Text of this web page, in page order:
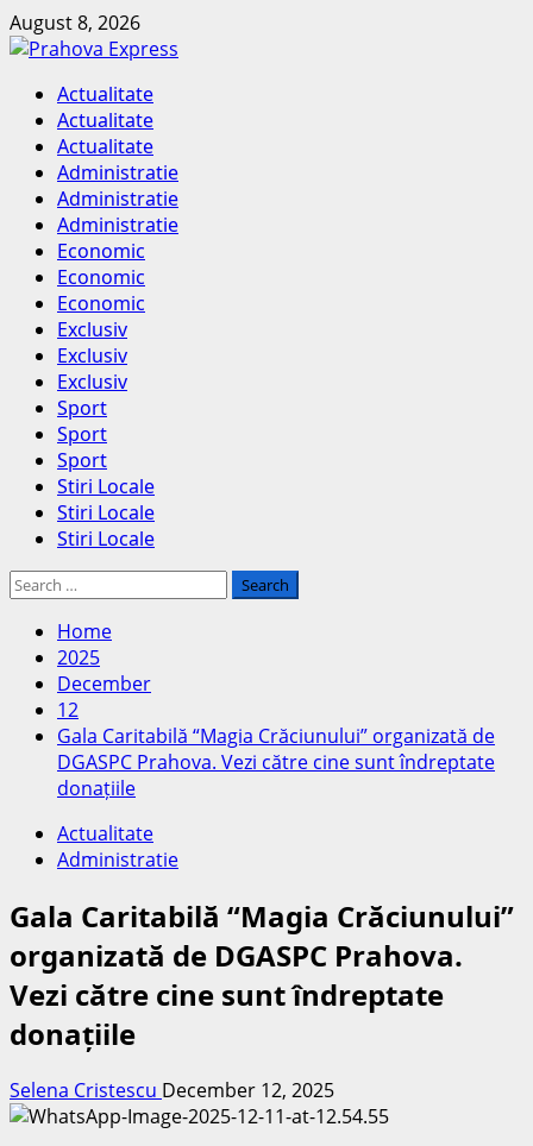
Skip
to
August 8, 2026
Primary
Menu
Actualitate
Actualitate
Actualitate
Administratie
Administratie
Administratie
Economic
Economic
Economic
Exclusiv
Exclusiv
Exclusiv
Sport
Sport
Sport
Stiri Locale
Stiri Locale
Stiri Locale
Search
Home
2025
December
12
Gala Caritabilă “Magia Crăciunului” organizată de
DGASPC Prahova. Vezi către cine sunt îndreptate
donațiile
Actualitate
Administratie
Gala Caritabilă “Magia Crăciunului”
organizată de DGASPC Prahova.
Vezi către cine sunt îndreptate
donațiile
Selena Cristescu December 12, 2025